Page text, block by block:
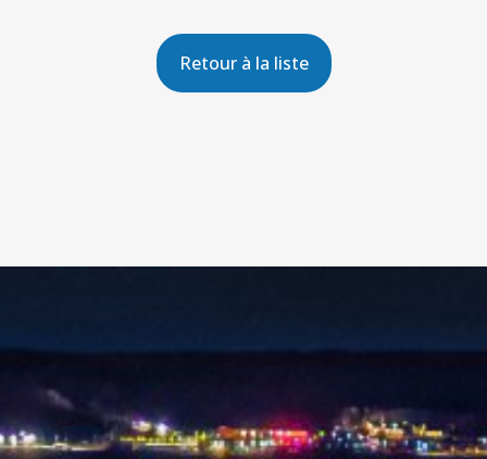
Retour à la liste